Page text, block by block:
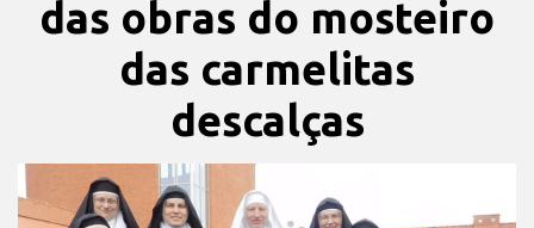
das obras do mosteiro
das carmelitas
descalças